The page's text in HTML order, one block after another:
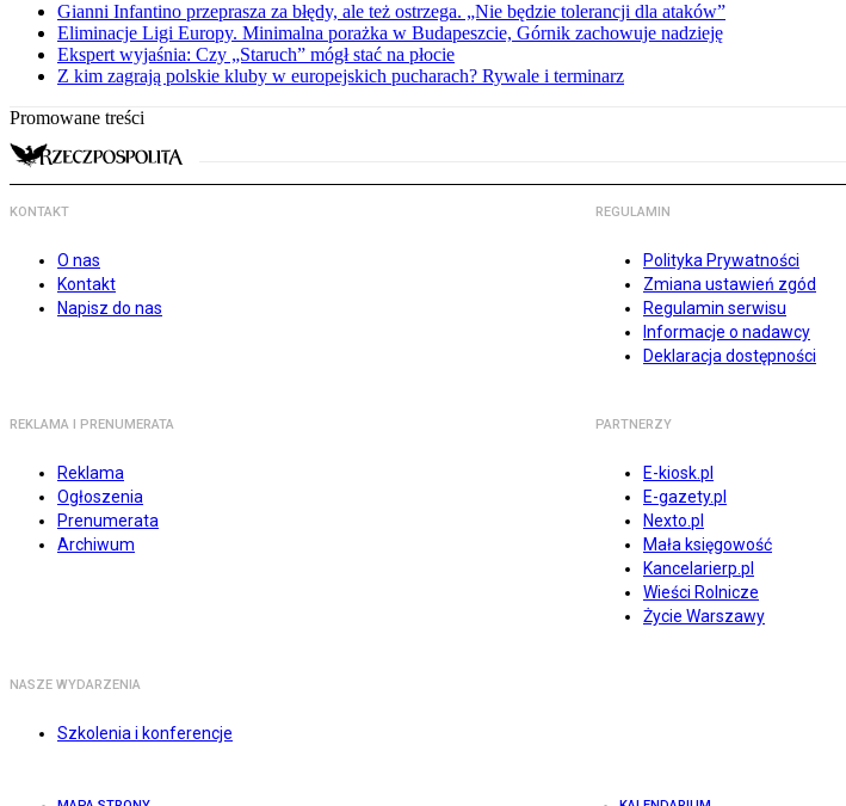
Gianni Infantino przeprasza za błędy, ale też ostrzega. „Nie będzie tolerancji dla ataków”
Eliminacje Ligi Europy. Minimalna porażka w Budapeszcie, Górnik zachowuje nadzieję
Ekspert wyjaśnia: Czy „Staruch” mógł stać na płocie
Z kim zagrają polskie kluby w europejskich pucharach? Rywale i terminarz
Promowane treści
KONTAKT
O nas
Kontakt
Napisz do nas
REGULAMIN
Polityka Prywatności
Zmiana ustawień zgód
Regulamin serwisu
Informacje o nadawcy
Deklaracja dostępności
REKLAMA I PRENUMERATA
Reklama
Ogłoszenia
Prenumerata
Archiwum
PARTNERZY
E-kiosk.pl
E-gazety.pl
Nexto.pl
Mała księgowość
Kancelarierp.pl
Wieści Rolnicze
Życie Warszawy
NASZE WYDARZENIA
Szkolenia i konferencje